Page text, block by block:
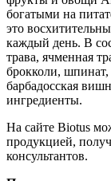
богатыми на
это
каждый день. В
трава, ячменная
брокколи, шпинат,
барбадосская
ингредиенты.
На сайте Biotus
продукцией,
консультантов.